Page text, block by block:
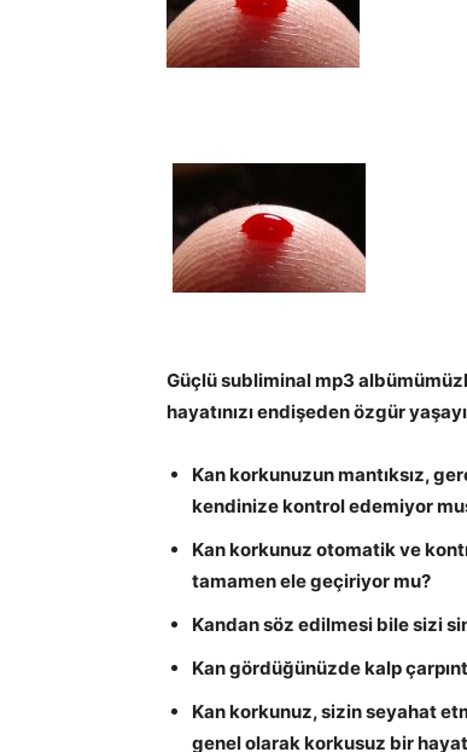
Güçlü subliminal mp3
hayatınızı endişeden özgür
Kan korkunuzun mantıksız,
kendinize kontrol edemiyor
Kan korkunuz otomatik ve
tamamen ele geçiriyor mu?
Kandan söz edilmesi bile sizi
Kan gördüğünüzde kalp
Kan korkunuz, sizin seyahat
genel olarak korkusuz bir